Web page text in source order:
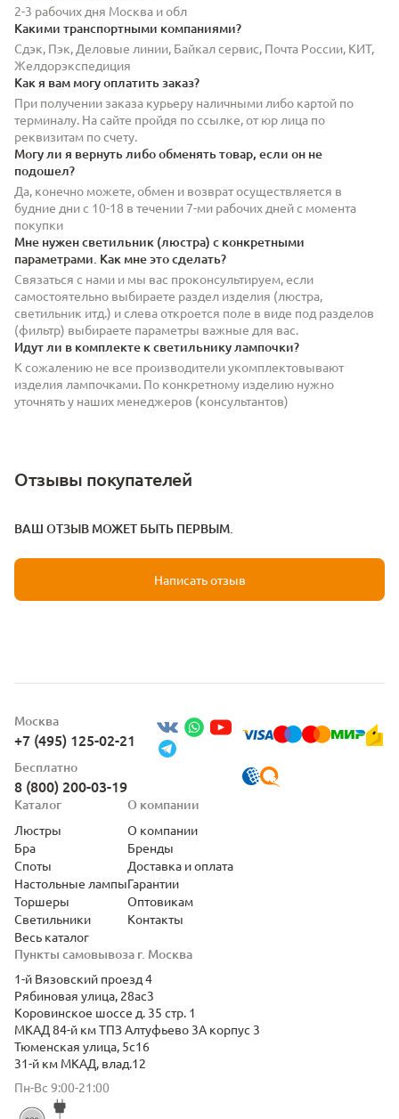
2-3 рабочих дня Москва и обл
Какими транспортными компаниями?
Сдэк, Пэк, Деловые линии, Байкал сервис, Почта России, КИТ,
Желдорэкспедиция
Как я вам могу оплатить заказ?
При получении заказа курьеру наличными либо картой по
терминалу. На сайте пройдя по ссылке, от юр лица по
реквизитам по счету.
Могу ли я вернуть либо обменять товар, если он не
подошел?
Да, конечно можете, обмен и возврат осуществляется в
будние дни с 10-18 в течении 7-ми рабочих дней с момента
покупки
Мне нужен светильник (люстра) с конкретными
параметрами. Как мне это сделать?
Связаться с нами и мы вас проконсультируем, если
самостоятельно выбираете раздел изделия (люстра,
светильник итд.) и слева откроется поле в виде под разделов
(фильтр) выбираете параметры важные для вас.
Идут ли в комплекте к светильнику лампочки?
К сожалению не все производители укомплектовывают
изделия лампочками. По конкретному изделию нужно
уточнять у наших менеджеров (консультантов)
Отзывы покупателей
ВАШ ОТЗЫВ МОЖЕТ БЫТЬ ПЕРВЫМ.
Написать отзыв
Москва
+7 (495) 125-02-21
Бесплатно
8 (800) 200-03-19
Пункты самовывоза г. Москва
1-й Вязовский проезд 4
Рябиновая улица, 28ас3
Коровинское шоссе д. 35 стр. 1
МКАД 84-й км ТПЗ Алтуфьево 3А корпус 3
Тюменская улица, 5с16
31-й км МКАД, влад.12
Пн-Вс 9:00-21:00
Каталог
Люстры
Бра
Споты
Настольные лампы
Торшеры
Светильники
Весь каталог
О компании
О компании
Бренды
Доставка и оплата
Гарантии
Оптовикам
Контакты